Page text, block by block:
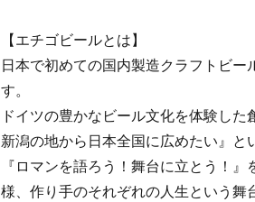
【エチゴビールとは】
日本で初めての国内製造クラフトビ
す。
ドイツの豊かなビール文化を体験し
新潟の地から日本全国に広めたい』と
『ロマンを語ろう！舞台に立とう！
様、作り手のそれぞれの人生という舞